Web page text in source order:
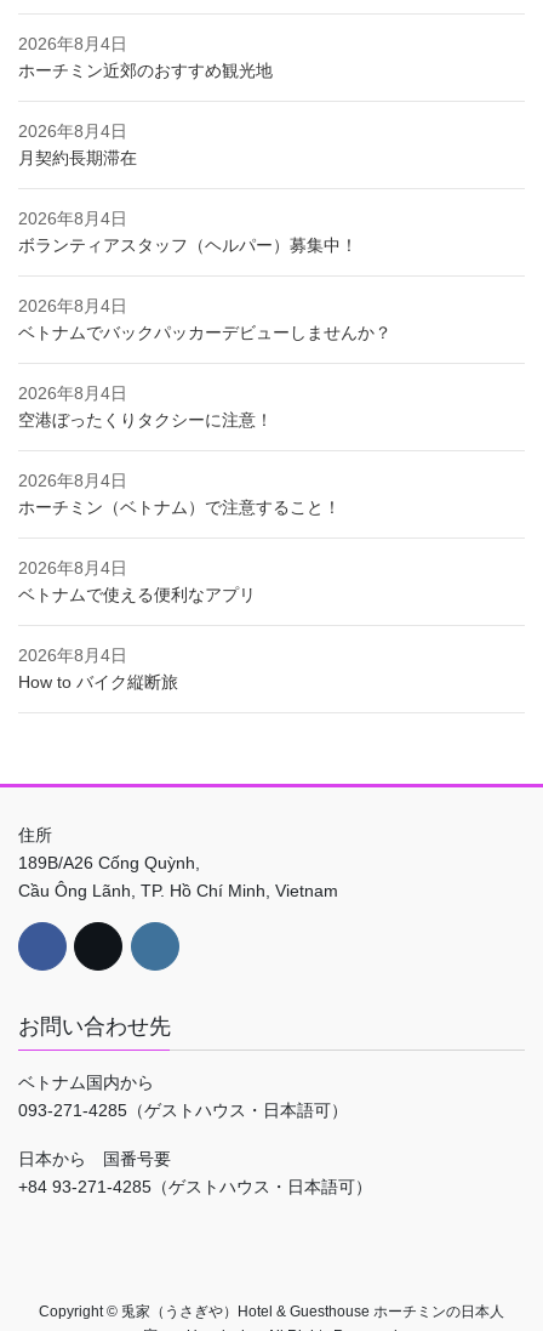
2026年8月4日
ホーチミン近郊のおすすめ観光地
2026年8月4日
月契約長期滞在
2026年8月4日
ボランティアスタッフ（ヘルパー）募集中！
2026年8月4日
ベトナムでバックパッカーデビューしませんか？
2026年8月4日
空港ぼったくりタクシーに注意！
2026年8月4日
ホーチミン（ベトナム）で注意すること！
2026年8月4日
ベトナムで使える便利なアプリ
2026年8月4日
How to バイク縦断旅
住所
189B/A26 Cống Quỳnh,
Cầu Ông Lãnh, TP. Hồ Chí Minh, Vietnam
お問い合わせ先
ベトナム国内から
093-271-4285（ゲストハウス・日本語可）
日本から 国番号要
+84 93-271-4285（ゲストハウス・日本語可）
Copyright © 兎家（うさぎや）Hotel & Guesthouse ホーチミンの日本人